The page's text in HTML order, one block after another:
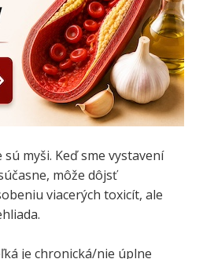
myši. Keď sme vystavení
môže dôjsť
viacerých toxicít, ale
je chronická/nie úplne